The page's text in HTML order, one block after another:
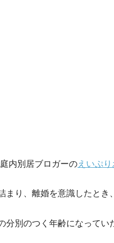
内別居ブロガーのえいぷり
まり、離婚を意識したとき
分別のつく年齢になってい